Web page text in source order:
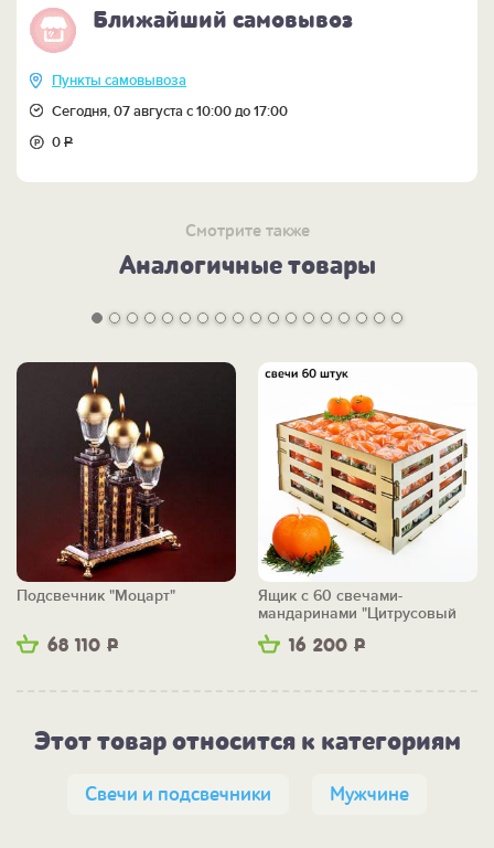
Ближайший самовывоз
Пункты самовывоза
Сегодня, 07 августа с 10:00 до 17:00
0Р
Смотрите также
Аналогичные товары
68 110 Р
Подсвечник "Моцарт"
16 200 Р
Ящик с 60 свечами-
мандаринами "Цитрусовый
бум"
Этот товар относится к категориям
Свечи и подсвечники Мужчине